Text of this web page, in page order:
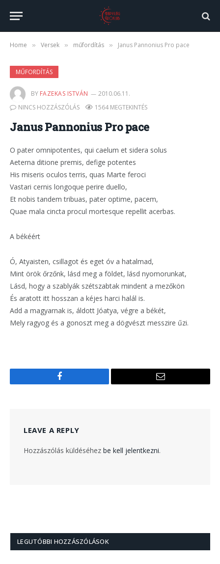
Home » Versek » műfordítás » Janus Pannonius Pro pace
MŰFORDÍTÁS
Janus Pannonius Pro pace
BY FAZEKAS ISTVÁN
2010.06.11.
NINCS HOZZÁSZÓLÁS
1564 MEGTEKINTÉS
O pater omnipotentes, qui caelum et sidera solus
Aeterna ditione premis, defige potentes
His miseris oculos terris, quas Marte feroci
Vastari cernis longoque perire duello,
Et nobis tandem tribuas, pater optime, pacem,
Quae mala cincta procul mortesque repellit acerbas.
A békéért
Ó, Atyaisten, csillagot és eget óv a hatalmad,
Mint örök őrzőnk, lásd meg a földet, lásd nyomorunkat,
Lásd, hogy a szablyák szétszabtak mindent a mezőkön
És aratott itt hosszan a kéjes harci halál is.
Add a magyarnak is, áldott Jóatya, végre a békét,
Mely ragyog és a gonoszt meg a dögvészt messzire űzi.
Facebook Email
LEAVE A REPLY
Hozzászólás küldéséhez be kell jelentkezni.
LEGUTÓBBI HOZZÁSZÓLÁSOK